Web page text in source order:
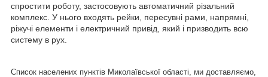
спростити роботу, застосовують автоматичний різальний
комплекс. У нього входять рейки, пересувні рами, напрямні,
ріжучі елементи і електричний привід, який і призводить всю
систему в рух.
Список населених пунктів Миколаївської області, ми доставляємо,